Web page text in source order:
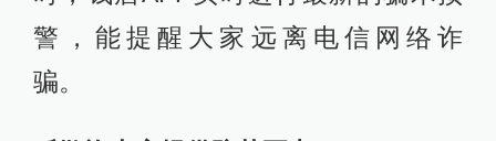
警，能提醒大家远离电信网络诈
骗。